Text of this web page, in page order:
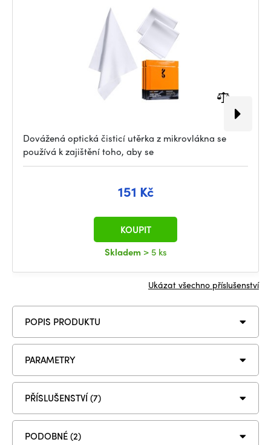
Dovážená optická čisticí utěrka z mikrovlákna se
používá k zajištění toho, aby se
151 Kč
Skladem > 5 ks
KOUPIT
Ukázat všechno příslušenství
POPIS PRODUKTU
PARAMETRY
PŘÍSLUŠENSTVÍ (7)
PODOBNÉ (2)